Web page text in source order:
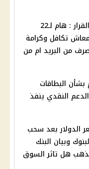
وزيرة التضامن أصدرت القرار : هام لـ22
تكافل وكرامة
من البريد ام من
بشأن البطاقات
النقدي ينفذ
الدولار بعد سحب
وبيان البنك
هل تاثر السوق